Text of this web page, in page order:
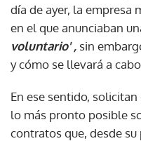
día de ayer, la empresa
en el que anunciaban
voluntario' , sin
y cómo se llevará a cabo.
En ese sentido, solicitan
lo más pronto posible
contratos que, desde